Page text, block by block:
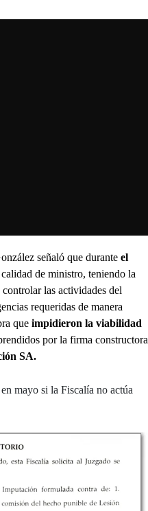
señaló que durante el
de ministro, teniendo la
las actividades del
requeridas de manera
que impidieron la viabilidad
por la firma constructora
SA.
mayo si la Fiscalía no actúa